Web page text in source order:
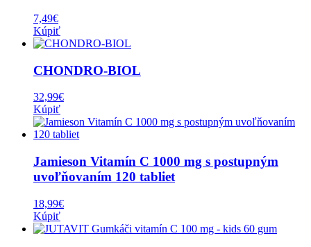
7,49€
Kúpiť
CHONDRO-BIOL
32,99€
Kúpiť
Jamieson Vitamín C 1000 mg s postupným
uvoľňovaním 120 tabliet
18,99€
Kúpiť